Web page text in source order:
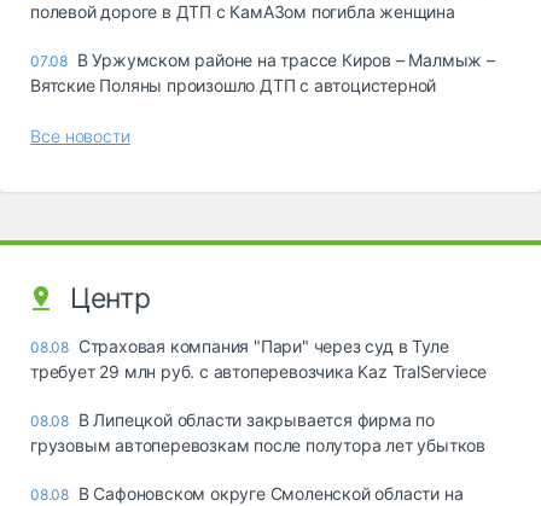
полевой дороге в ДТП с КамАЗом погибла женщина
07.08 В Уржумском районе на трассе Киров – Малмыж –
Вятские Поляны произошло ДТП с автоцистерной
Все новости
Центр
08.08 Страховая компания "Пари" через суд в Туле
требует 29 млн руб. с автоперевозчика Kaz TralServiece
08.08 В Липецкой области закрывается фирма по
грузовым автоперевозкам после полутора лет убытков
08.08 В Сафоновском округе Смоленской области на